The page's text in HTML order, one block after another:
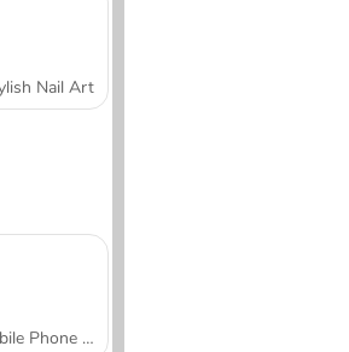
Nail Art
Mobile Phone Case Design & DIY